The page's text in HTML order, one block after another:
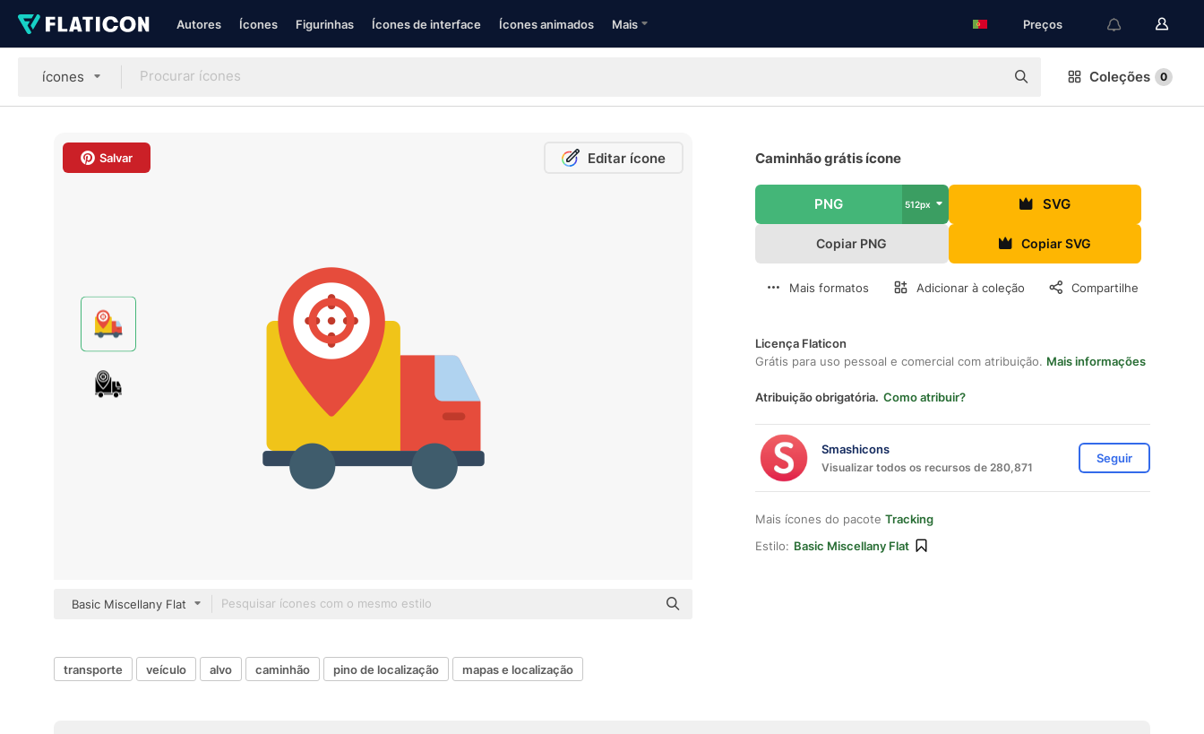
Autores Ícones Figurinhas Ícones de interface Ícones animados Mais Preços
ícones Coleções 0
Salvar Editar ícone
Basic Miscellany Flat
Caminhão grátis ícone
PNG 512px SVG
Copiar PNG Copiar SVG
Mais formatos Adicionar à coleção Compartilhe
Licença Flaticon
Grátis para uso pessoal e comercial com atribuição. Mais informações
Atribuição obrigatória. Como atribuir?
Smashicons
Visualizar todos os recursos de 280,871
Seguir
Mais ícones do pacote Tracking
Estilo: Basic Miscellany Flat
transporte veículo alvo caminhão pino de localização mapas e localização